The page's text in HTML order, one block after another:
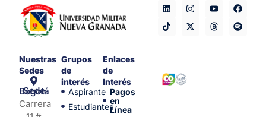
Nuestras
Sedes
Sede Bogotá
Carrera
Grupos
de
interés
Aspirante
Estudiantes
Enlaces
de
Interés
Pagos
en
Línea